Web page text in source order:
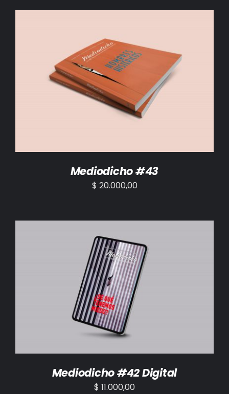
AÑADIR AL CARRITO DETALLES
Mediodicho #43
$ 20.000,00
AÑADIR AL CARRITO /
Mediodicho #42 Digital
$ 11.000,00